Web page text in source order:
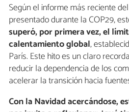
Según el informe más reciente
presentado durante la COP29,
superó, por primera vez, el
calentamiento global,
París. Este hito es un claro
reducir la dependencia de los
acelerar la transición hacia
Con la Navidad acercándose,